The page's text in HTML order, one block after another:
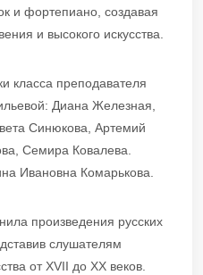
и фортепиано, создавая
и высокого искусства.
класса преподавателя
Диана Железная,
Синюкова, Артемий
Семира Ковалева.
Ивановна Комарькова.
произведения русских
слушателям
от XVII до XX веков.